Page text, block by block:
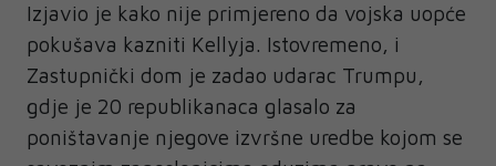
Izjavio je kako nije primjereno da vojska uopće
pokušava kazniti Kellyja. Istovremeno, i
Zastupnički dom je zadao udarac Trumpu,
gdje je 20 republikanaca glasalo za
poništavanje njegove izvršne uredbe kojom se